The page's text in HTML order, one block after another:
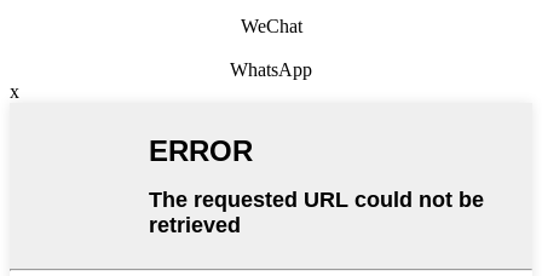
WeChat
WhatsApp
x